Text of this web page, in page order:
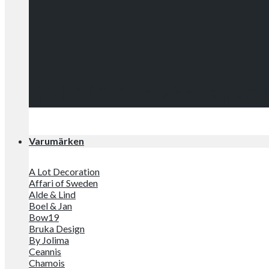
Varumärken
A Lot Decoration
Affari of Sweden
Alde & Lind
Boel & Jan
Bow19
Bruka Design
By Jolima
Ceannis
Chamois